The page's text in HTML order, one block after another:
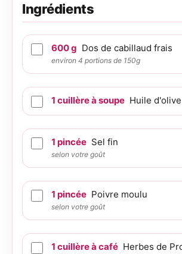
Ingrédients
600g Dos de cabillaud frais
environ 4 portions de 150g
1 cuillère à soupe Huile d'olive
1 pincée Sel fin
selon votre goût
1 pincée Poivre moulu
selon votre goût
1 cuillère à café Herbes de